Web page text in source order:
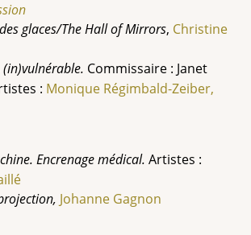
glaces/The Hall of Mirrors, Christine
(in)vulnérable. Commissaire : Janet
: Monique Régimbald-Zeiber,
Encrenage médical. Artistes :
Johanne Gagnon